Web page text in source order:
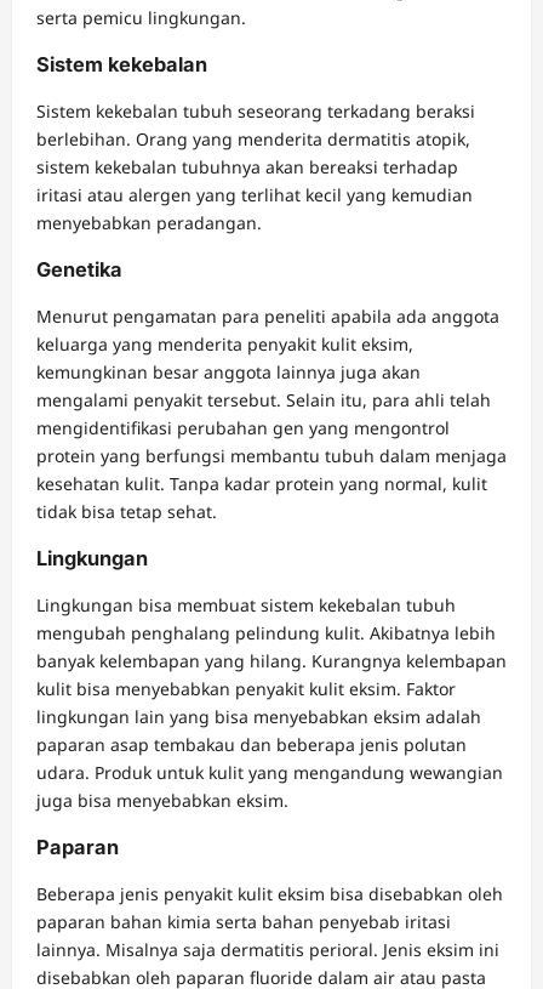
serta pemicu lingkungan.
Sistem kekebalan
Sistem kekebalan tubuh seseorang terkadang beraksi
berlebihan. Orang yang menderita dermatitis atopik,
sistem kekebalan tubuhnya akan bereaksi terhadap
iritasi atau alergen yang terlihat kecil yang kemudian
menyebabkan peradangan.
Genetika
Menurut pengamatan para peneliti apabila ada anggota
keluarga yang menderita penyakit kulit eksim,
kemungkinan besar anggota lainnya juga akan
mengalami penyakit tersebut. Selain itu, para ahli telah
mengidentifikasi perubahan gen yang mengontrol
protein yang berfungsi membantu tubuh dalam menjaga
kesehatan kulit. Tanpa kadar protein yang normal, kulit
tidak bisa tetap sehat.
Lingkungan
Lingkungan bisa membuat sistem kekebalan tubuh
mengubah penghalang pelindung kulit. Akibatnya lebih
banyak kelembapan yang hilang. Kurangnya kelembapan
kulit bisa menyebabkan penyakit kulit eksim. Faktor
lingkungan lain yang bisa menyebabkan eksim adalah
paparan asap tembakau dan beberapa jenis polutan
udara. Produk untuk kulit yang mengandung wewangian
juga bisa menyebabkan eksim.
Paparan
Beberapa jenis penyakit kulit eksim bisa disebabkan oleh
paparan bahan kimia serta bahan penyebab iritasi
lainnya. Misalnya saja dermatitis perioral. Jenis eksim ini
disebabkan oleh paparan fluoride dalam air atau pasta